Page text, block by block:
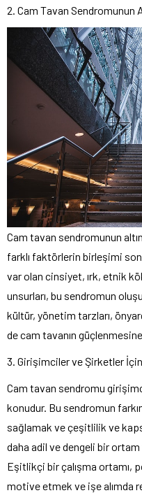
2. Cam Tavan Sendromunun
Cam tavan sendromunun
farklı faktörlerin birleşimi
var olan cinsiyet, ırk, etnik
unsurları, bu sendromun
kültür, yönetim tarzları,
de cam tavanın
3. Girişimciler ve Şirketler
Cam tavan sendromu
konudur. Bu sendromun
sağlamak ve çeşitlilik ve
daha adil ve dengeli bir ortam
Eşitlikçi bir çalışma ortamı,
motive etmek ve işe alımda